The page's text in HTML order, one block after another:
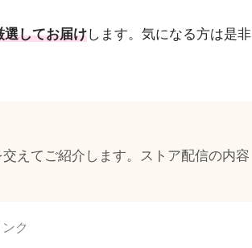
選してお届けします。気になる方は是非
えてご紹介します。ストア配信の内容
ク